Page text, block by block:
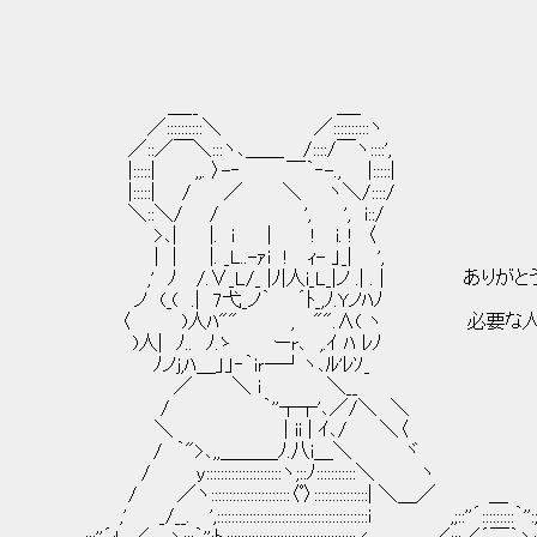
／::::::::::＼ ／::::::::::ヽ
／::／￣＼:::ヽ､＿＿ /::::/￣ヽ::::',
|:::::| ,,. 〉-‐ ￣｀‐-., |:::::|
|:::::| / ／ ＼ ヽ＼/::::/
＼::＼/ / ', ', i::/
>､| |. i | ! i. ! 〈
| | |. _L..-ｧi ! ｨ- 」_| ',
,' ﾉ /.∨_L/_ |ﾉ|人i_L_|ノ .| . | ありがとう。でも
ノ (_( .| 7弋_ノ｀ ´ﾄ_,ﾉ.Yノﾊﾉ
〈 )人ﾊ"" , "".∧( ヽ 必要な人に周らなく
)人| ﾉ.. ﾉ.ゝ ーr､ ,.ｲ ﾊ ﾚﾉ
ﾉノj,ﾊ＿」」‐｀iｒ─┘ヽ､ﾙ'ﾚｿ_
／ ＼ i ＼__
/ ｀''┬┬'､／/＼ ＼
＼ | ii | ｲ､/ ＼〈
/ ｀">､,,＿＿＿ﾉ.八i＿＼ ヾ
/ y:::::::::::::::::::::ヽ;::ﾉ:::::::::::＼ ヽ
/ ／ヽ::::::::::::::::::::::〈ﾟ〉:::::::::::::::| ＼＿／ ＿
,' _/__. ',::::::::::::::::::::::::::::::::::::::::::i ,;::''´:::::::::｀